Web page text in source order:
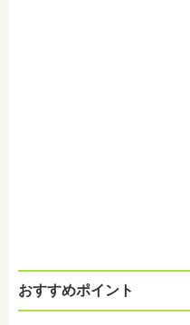
おすすめポイント